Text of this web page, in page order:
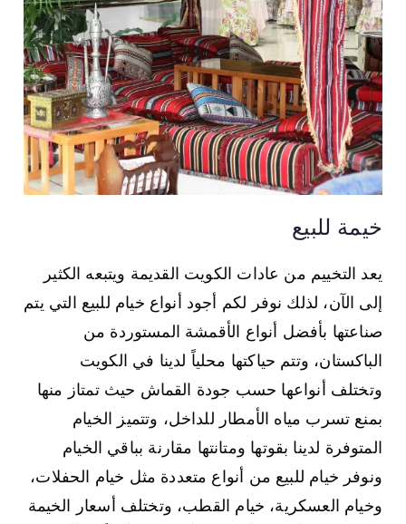
خيمة للبيع
يعد التخييم من عادات الكويت القديمة ويتبعه الكثير
إلى الآن، لذلك نوفر لكم أجود أنواع خيام للبيع التي يتم
صناعتها بأفضل أنواع الأقمشة المستوردة من
الباكستان، وتتم حياكتها محلياً لدينا في الكويت
وتختلف أنواعها حسب جودة القماش حيث تمتاز منها
بمنع تسرب مياه الأمطار للداخل، وتتميز الخيام
المتوفرة لدينا بقوتها ومتانتها مقارنة بباقي الخيام
ونوفر خيام للبيع من أنواع متعددة مثل خيام الحفلات،
وخيام العسكرية، خيام القطب، وتختلف أسعار الخيمة